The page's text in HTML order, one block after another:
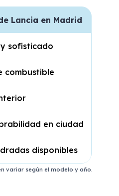
Lancia en Madrid
sofisticado
combustible
en ciudad
disponibles
variar según el modelo y año.